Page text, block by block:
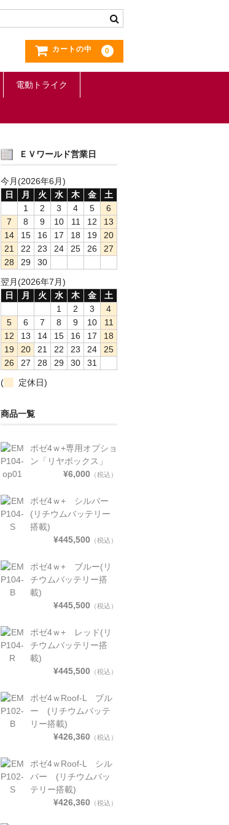
カートの中 0
電動トライク
ＥＶワールド営業日
今月(2026年6月)
日
月 火 水 木 金
土
1
2 3 4 5
6
7
8 9 10 11 12
13
14
15 16 17 18 19
20
21
22 23 24 25 26
27
28
29
30
翌月(2026年7月)
日
月 火 水 木 金
土
1
2 3
4
5
6 7 8 9 10
11
12
13 14 15 16 17
18
19
20 21 22 23 24
25
26
27 28 29 30
31
(
定休日)
商品一覧
ポゼ4ｗ+専用オプショ
ン「リヤボックス」
¥6,000 （税込）
ポゼ4ｗ+ シルバー
(リチウムバッテリー
搭載)
¥445,500 （税込）
ポゼ4ｗ+ ブルー(リ
チウムバッテリー搭
載)
¥445,500 （税込）
ポゼ4ｗ+ レッド(リ
チウムバッテリー搭
載)
¥445,500 （税込）
ポゼ4ｗRoof-L ブル
ー (リチウムバッテ
リー搭載)
¥426,360 （税込）
ポゼ4ｗRoof-L シル
バー (リチウムバッ
テリー搭載)
¥426,360 （税込）